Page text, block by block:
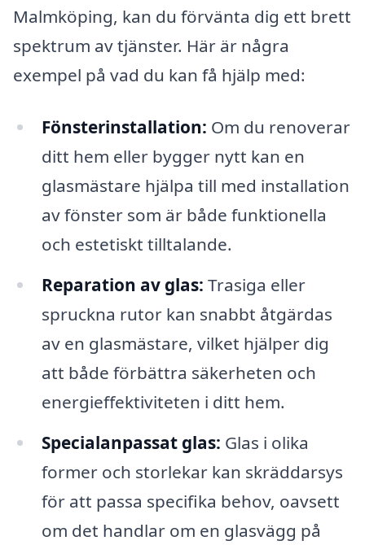
Malmköping, kan du förvänta dig ett brett
spektrum av tjänster. Här är några
exempel på vad du kan få hjälp med:
Fönsterinstallation: Om du renoverar
ditt hem eller bygger nytt kan en
glasmästare hjälpa till med installation
av fönster som är både funktionella
och estetiskt tilltalande.
Reparation av glas: Trasiga eller
spruckna rutor kan snabbt åtgärdas
av en glasmästare, vilket hjälper dig
att både förbättra säkerheten och
energieffektiviteten i ditt hem.
Specialanpassat glas: Glas i olika
former och storlekar kan skräddarsys
för att passa specifika behov, oavsett
om det handlar om en glasvägg på